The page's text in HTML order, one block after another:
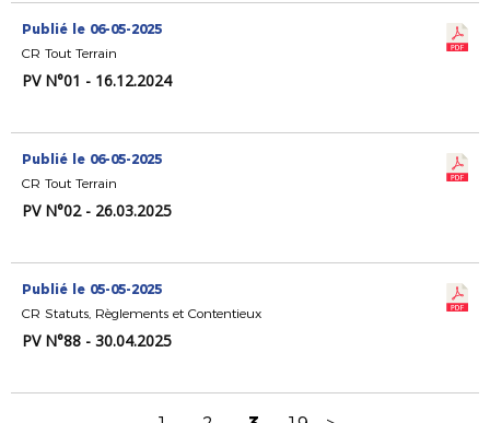
Publié le 06-05-2025
CR Tout Terrain
PV N°01 - 16.12.2024
Publié le 06-05-2025
CR Tout Terrain
PV N°02 - 26.03.2025
Publié le 05-05-2025
CR Statuts, Règlements et Contentieux
PV N°88 - 30.04.2025